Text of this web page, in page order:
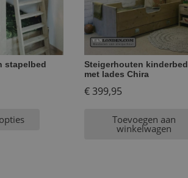
stapelbed
Steigerhouten kinderbed
met lades Chira
€399,95
Toevoegen aan
winkelwagen